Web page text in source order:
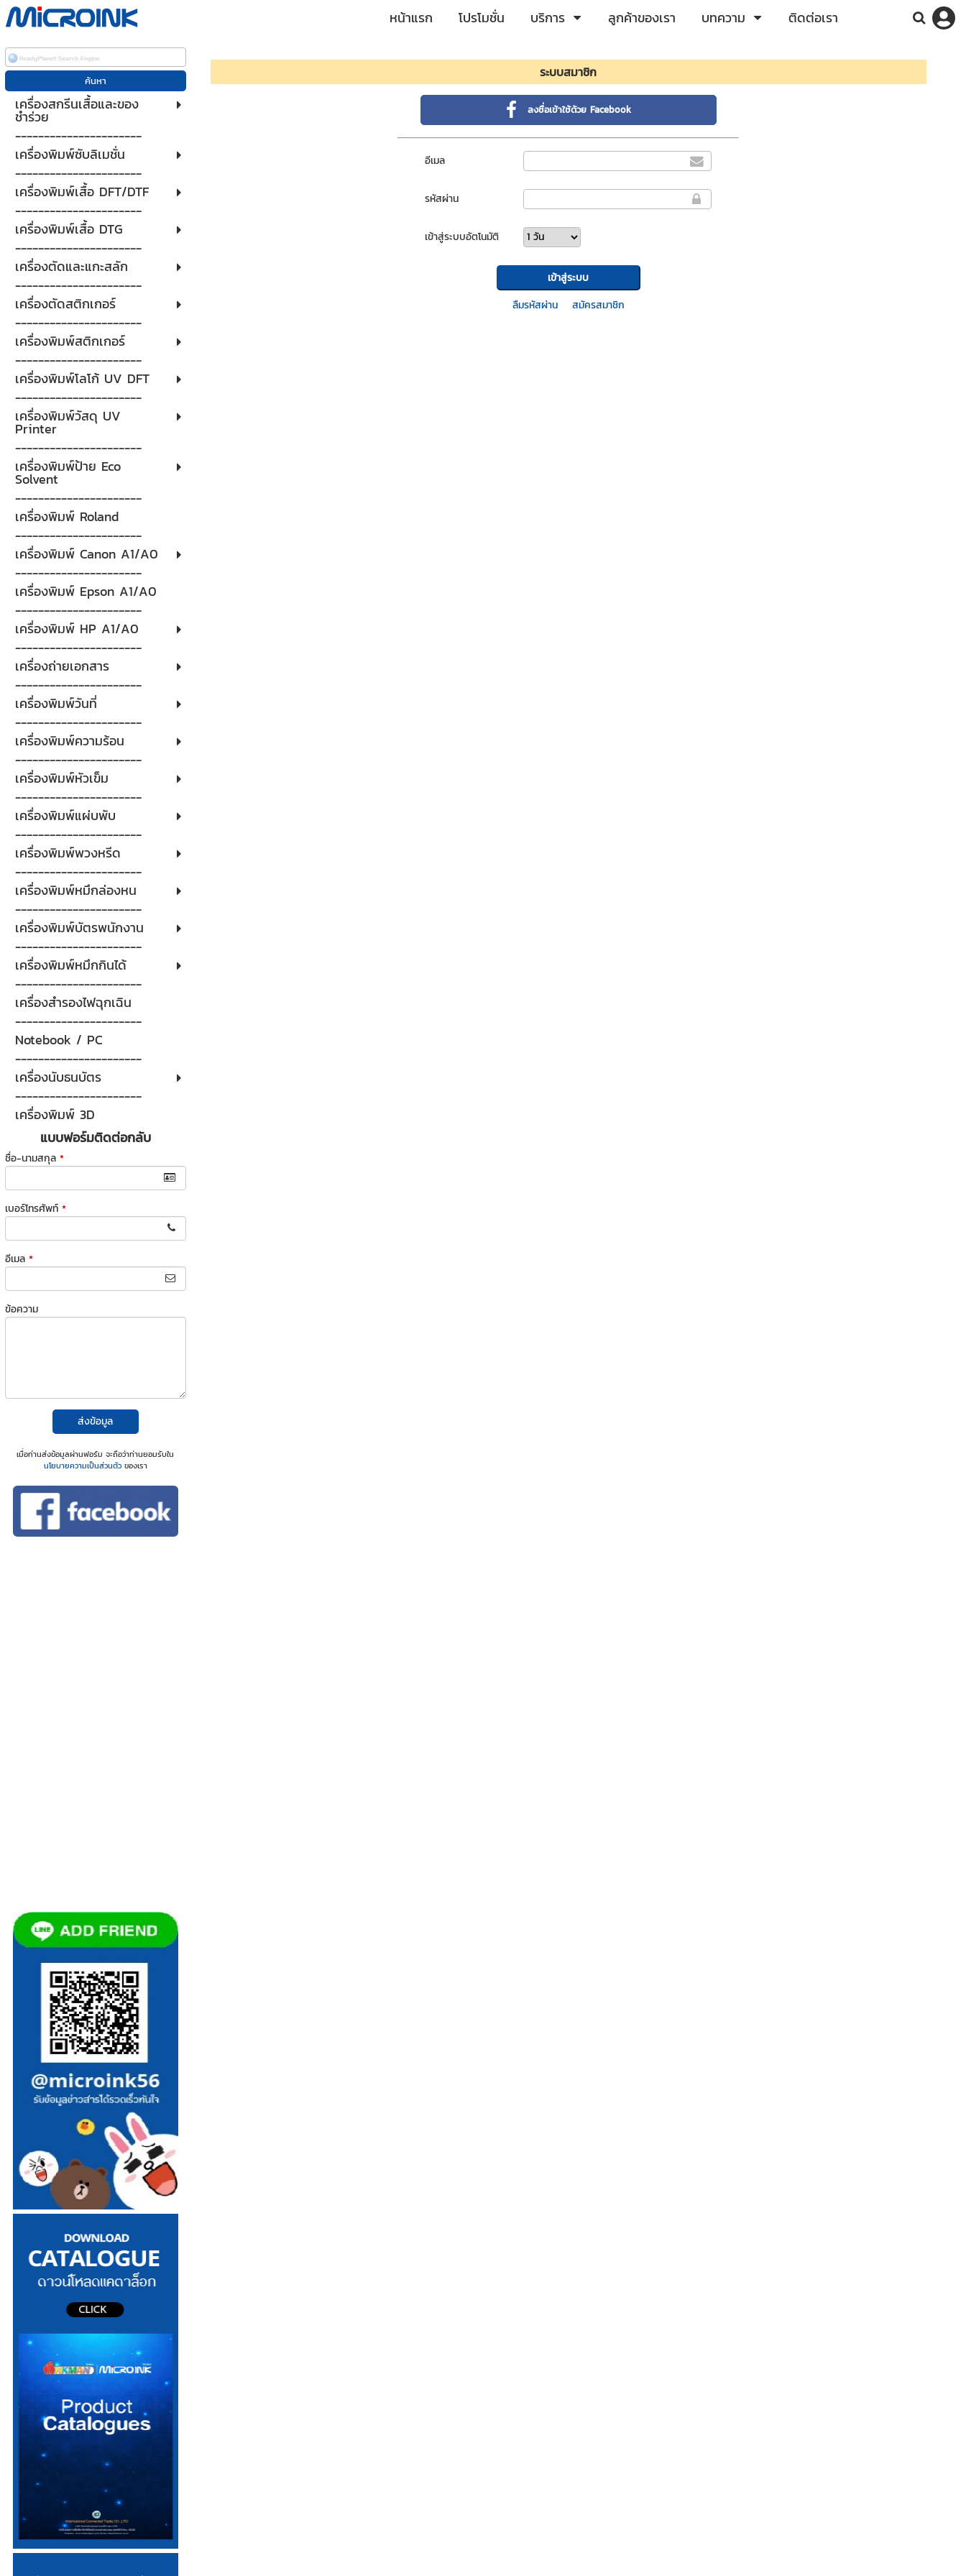
หน้าแรก โปรโมชั่น บริการ ลูกค้าของเรา บทความ ติดต่อเรา
เครื่องสกรีนเสื้อและของ
ชำร่วย
----------------------
เครื่องพิมพ์ซับลิเมชั่น
----------------------
เครื่องพิมพ์เสื้อ DFT/DTF
----------------------
เครื่องพิมพ์เสื้อ DTG
----------------------
เครื่องตัดและแกะสลัก
----------------------
เครื่องตัดสติกเกอร์
----------------------
เครื่องพิมพ์สติกเกอร์
----------------------
เครื่องพิมพ์โลโก้ UV DFT
----------------------
เครื่องพิมพ์วัสดุ UV
Printer
----------------------
เครื่องพิมพ์ป้าย Eco
Solvent
----------------------
เครื่องพิมพ์ Roland
----------------------
เครื่องพิมพ์ Canon A1/A0
----------------------
เครื่องพิมพ์ Epson A1/A0
----------------------
เครื่องพิมพ์ HP A1/A0
----------------------
เครื่องถ่ายเอกสาร
----------------------
เครื่องพิมพ์วันที่
----------------------
เครื่องพิมพ์ความร้อน
----------------------
เครื่องพิมพ์หัวเข็ม
----------------------
เครื่องพิมพ์แผ่บพับ
----------------------
เครื่องพิมพ์พวงหรีด
----------------------
เครื่องพิมพ์หมึกล่องหน
----------------------
เครื่องพิมพ์บัตรพนักงาน
----------------------
เครื่องพิมพ์หมึกกินได้
----------------------
เครื่องสำรองไฟฉุกเฉิน
----------------------
Notebook / PC
----------------------
เครื่องนับธนบัตร
----------------------
เครื่องพิมพ์ 3D
แบบฟอร์มติดต่อกลับ
ชื่อ-นามสกุล *
เบอร์โทรศัพท์ *
อีเมล *
ข้อความ
ส่งข้อมูล
เมื่อท่านส่งข้อมูลผ่านฟอร์ม จะถือว่าท่านยอมรับใน
นโยบายความเป็นส่วนตัวของเรา
ระบบสมาชิก
ลงชื่อเข้าใช้ด้วย Facebook
อีเมล
รหัสผ่าน
เข้าสู่ระบบอัตโนมัติ
ลืมรหัสผ่าน สมัครสมาชิก